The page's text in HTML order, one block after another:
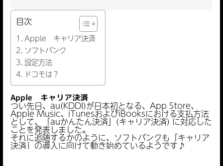
目次
Apple キャリア決済
ソフトバンク
設定方法
ドコモは？
Apple キャリア決済
つい先日、au(KDDI)が日本初となる、App Store、
Apple Music、iTunesおよびiBooksにおける支払方法
として、「auかんたん決済」(キャリア決済) に対応した
ことを発表しました。
それに追随するかのように、ソフトバンクも「キャリア
決済」の導入に向けて動き始めているようです♪